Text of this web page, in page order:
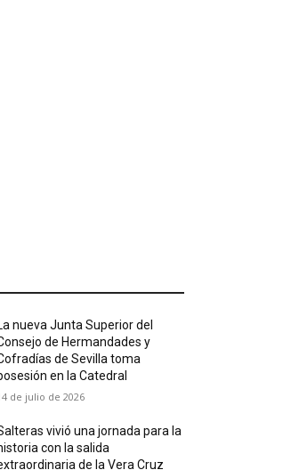
nueva Junta Superior del
de Hermandades y
de Sevilla toma
en la Catedral
de julio de 2026
vivió una jornada para la
con la salida
de la Vera Cruz